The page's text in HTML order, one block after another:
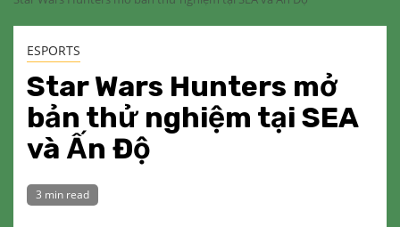
ESPORTS
Star Wars Hunters mở
bản thử nghiệm tại SEA
và Ấn Độ
3 min read